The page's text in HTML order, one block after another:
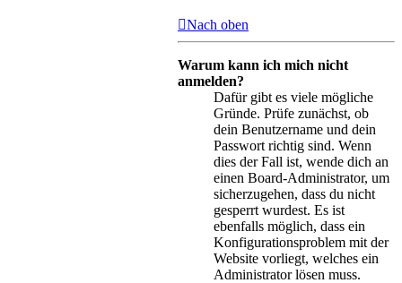
Nach oben
Warum kann ich mich nicht
anmelden?
Dafür gibt es viele mögliche
Gründe. Prüfe zunächst, ob
dein Benutzername und dein
Passwort richtig sind. Wenn
dies der Fall ist, wende dich an
einen Board-Administrator, um
sicherzugehen, dass du nicht
gesperrt wurdest. Es ist
ebenfalls möglich, dass ein
Konfigurationsproblem mit der
Website vorliegt, welches ein
Administrator lösen muss.